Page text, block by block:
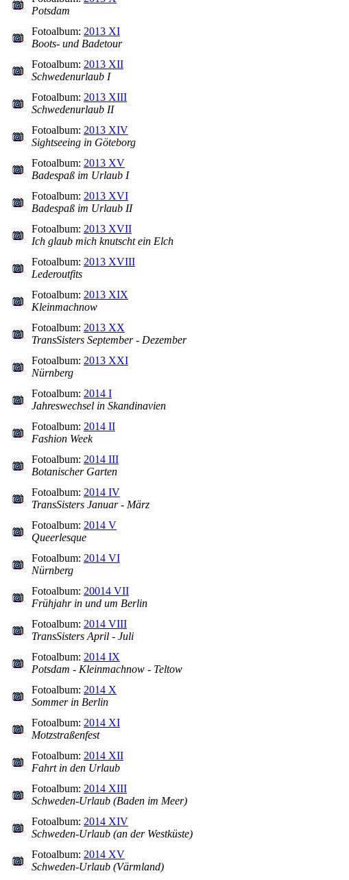
Potsdam
Fotoalbum: 2013 XI
Boots- und Badetour
Fotoalbum: 2013 XII
Schwedenurlaub I
Fotoalbum: 2013 XIII
Schwedenurlaub II
Fotoalbum: 2013 XIV
Sightseeing in Göteborg
Fotoalbum: 2013 XV
Badespaß im Urlaub I
Fotoalbum: 2013 XVI
Badespaß im Urlaub II
Fotoalbum: 2013 XVII
Ich glaub mich knutscht ein Elch
Fotoalbum: 2013 XVIII
Lederoutfits
Fotoalbum: 2013 XIX
Kleinmachnow
Fotoalbum: 2013 XX
TransSisters September - Dezember
Fotoalbum: 2013 XXI
Nürnberg
Fotoalbum: 2014 I
Jahreswechsel in Skandinavien
Fotoalbum: 2014 II
Fashion Week
Fotoalbum: 2014 III
Botanischer Garten
Fotoalbum: 2014 IV
TransSisters Januar - März
Fotoalbum: 2014 V
Queerlesque
Fotoalbum: 2014 VI
Nürnberg
Fotoalbum: 20014 VII
Frühjahr in und um Berlin
Fotoalbum: 2014 VIII
TransSisters April - Juli
Fotoalbum: 2014 IX
Potsdam - Kleinmachnow - Teltow
Fotoalbum: 2014 X
Sommer in Berlin
Fotoalbum: 2014 XI
Motzstraßenfest
Fotoalbum: 2014 XII
Fahrt in den Urlaub
Fotoalbum: 2014 XIII
Schweden-Urlaub (Baden im Meer)
Fotoalbum: 2014 XIV
Schweden-Urlaub (an der Westküste)
Fotoalbum: 2014 XV
Schweden-Urlaub (Värmland)